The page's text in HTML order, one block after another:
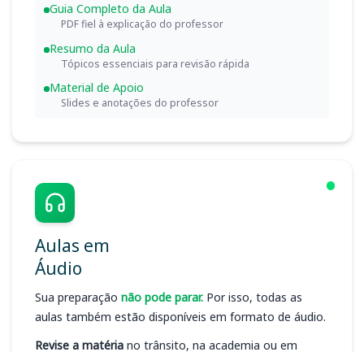
Guia Completo da Aula
PDF fiel à explicação do professor
Resumo da Aula
Tópicos essenciais para revisão rápida
Material de Apoio
Slides e anotações do professor
Aulas em
Áudio
Sua preparação não pode parar. Por isso, todas as
aulas também estão disponíveis em formato de áudio.
Revise a matéria no trânsito, na academia ou em